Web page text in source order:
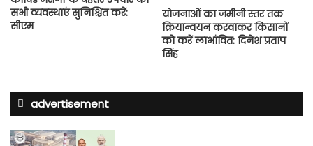
सभी व्यवस्थाएं सुनिश्चित करें:
सीएम
योजनाओं का जमीनी स्तर तक
क्रियान्वयन करवाकर किसानों
को करें लाभांवित: दिनेश प्रताप
सिंह
advertisement